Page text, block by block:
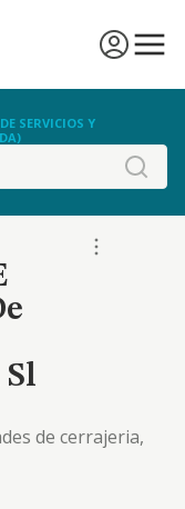
SERVICIOS Y
de cerrajeria,